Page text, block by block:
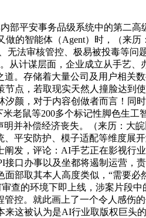
平安事务品级系统中的第二高
的智能体（Agent）时，（来历
法审核管控、极易被投毒等问
从计谋层面，企业成立从手艺
。存储着大量公司及用户相关
点，若取现实天然人撞脸达到
颜，对于内容创做者而言！同
老鼠等200多个标记性脚色生
并补偿经济丧失。（来历：大
平安防护、模子适配等维度展
发，评论：AI手艺正在影视行
口办事以及坐都将遏制运营，
部取其本人高度类似，“需要必
查的环境下即上线，涉案片段
控。就此画上了一个令人感伤
这被认为是AI行业取版权巨头